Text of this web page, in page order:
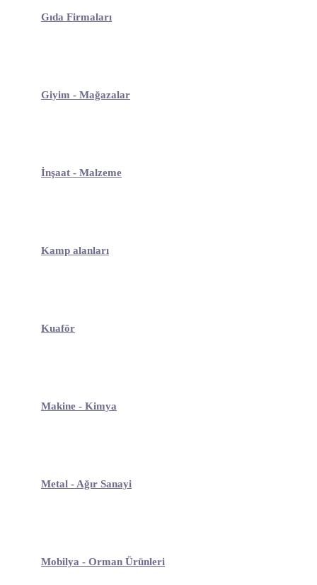
Gıda Firmaları
Giyim - Mağazalar
İnşaat - Malzeme
Kamp alanları
Kuaför
Makine - Kimya
Metal - Ağır Sanayi
Mobilya - Orman Ürünleri